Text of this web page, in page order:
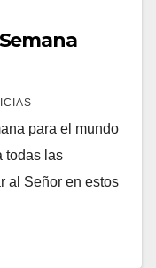
para el mundo
todas las
al Señor en estos